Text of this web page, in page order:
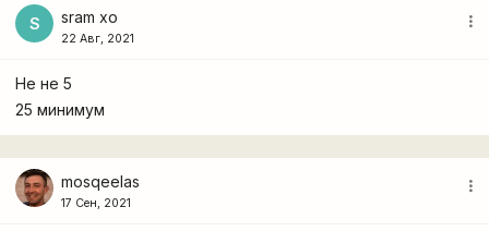
S sram xo
22 Авг, 2021
more_vert
Не не 5
25 минимум
mosqeelas
17 Сен, 2021
more_vert